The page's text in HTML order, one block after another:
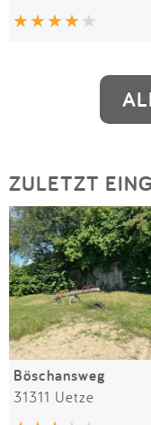
ZULETZT
Böschansweg
31311 Uetze